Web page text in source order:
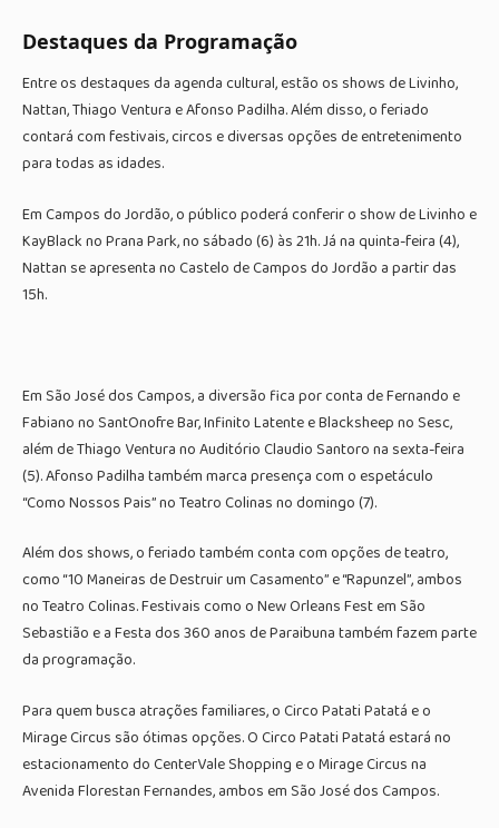
Destaques da Programação
Entre os destaques da agenda cultural, estão os shows de Livinho,
Nattan, Thiago Ventura e Afonso Padilha. Além disso, o feriado
contará com festivais, circos e diversas opções de entretenimento
para todas as idades.
Em Campos do Jordão, o público poderá conferir o show de Livinho e
KayBlack no Prana Park, no sábado (6) às 21h. Já na quinta-feira (4),
Nattan se apresenta no Castelo de Campos do Jordão a partir das
15h.
Em São José dos Campos, a diversão fica por conta de Fernando e
Fabiano no SantOnofre Bar, Infinito Latente e Blacksheep no Sesc,
além de Thiago Ventura no Auditório Claudio Santoro na sexta-feira
(5). Afonso Padilha também marca presença com o espetáculo
“Como Nossos Pais” no Teatro Colinas no domingo (7).
Além dos shows, o feriado também conta com opções de teatro,
como “10 Maneiras de Destruir um Casamento” e “Rapunzel”, ambos
no Teatro Colinas. Festivais como o New Orleans Fest em São
Sebastião e a Festa dos 360 anos de Paraibuna também fazem parte
da programação.
Para quem busca atrações familiares, o Circo Patati Patatá e o
Mirage Circus são ótimas opções. O Circo Patati Patatá estará no
estacionamento do CenterVale Shopping e o Mirage Circus na
Avenida Florestan Fernandes, ambos em São José dos Campos.